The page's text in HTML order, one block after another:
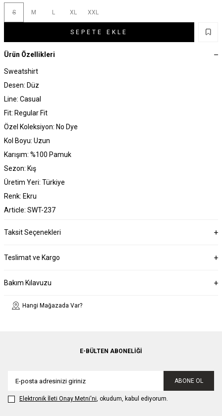
S M L XL XXL
SEPETE EKLE
Ürün Özellikleri
Sweatshirt
Desen: Düz
Line: Casual
Fit: Regular Fit
Özel Koleksiyon: No Dye
Kol Boyu: Uzun
Karışım: %100 Pamuk
Sezon: Kış
Üretim Yeri: Türkiye
Renk: Ekru
Article: SWT-237
Taksit Seçenekleri
Teslimat ve Kargo
Bakım Kılavuzu
Hangi Mağazada Var?
E-BÜLTEN ABONELIĞI
ABONE OL
Elektronik İleti Onay Metni'ni, okudum, kabul ediyorum.